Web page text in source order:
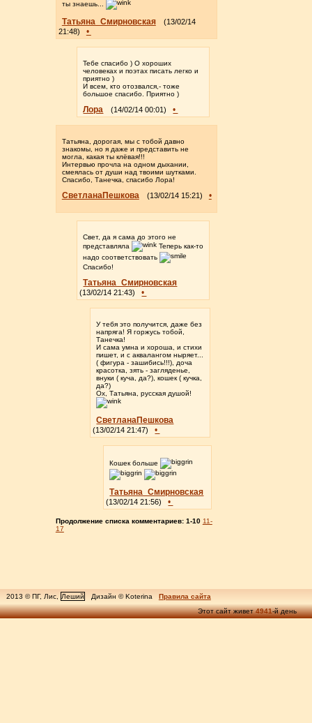
ты знаешь...
Татьяна_Смирновская
(13/02/14
21:48)
•
Тебе спасибо ) О хороших
человеках и поэтах писать легко и
приятно )
И всем, кто отозвался,- тоже
большое спасибо. Приятно )
Лора (14/02/14 00:01) •
Татьяна, дорогая, мы с тобой давно
знакомы, но я даже и представить не
могла, какая ты клёвая!!!
Интервью прочла на одном дыхании,
смеялась от души над твоими шутками.
Спасибо, Танечка, спасибо Лора!
СветланаПешкова (13/02/14 15:21) •
Свет, да я сама до этого не
представляла
Теперь как-то
надо соответствовать
Спасибо!
Татьяна_Смирновская
(13/02/14 21:43) •
У тебя это получится, даже без
напряга! Я горжусь тобой,
Танечка!
И сама умна и хороша, и стихи
пишет, и с аквалангом ныряет...
( фигура - зашибись!!!), доча
красотка, зять - загляденье,
внуки ( куча, да?), кошек ( кучка,
да?)
Ох, Татьяна, русская душой!
СветланаПешкова
(13/02/14 21:47) •
Кошек больше
Татьяна_Смирновская
(13/02/14 21:56) •
Продолжение списка комментариев: 1-10 11-
17
2013 © ПГ, Лис, Леший Дизайн © Koterina
Правила сайта
Этот сайт живет4941-й день